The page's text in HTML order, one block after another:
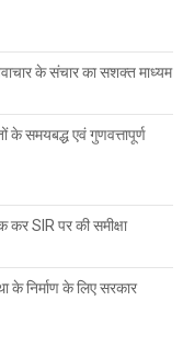
के संचार का सशक्त माध्यम
समयबद्ध एवं गुणवत्तापूर्ण
कर SIR पर की समीक्षा
निर्माण के लिए सरकार